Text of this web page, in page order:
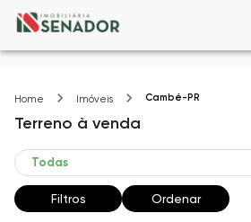
Home Imóveis Cambé-PR
Terreno à venda
Filtros Ordenar